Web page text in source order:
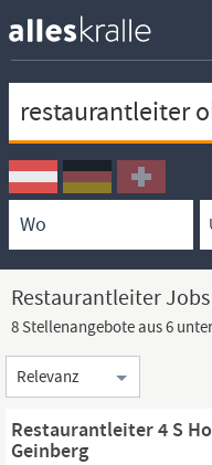
Ortssuche
Umkreissuche
Arbeitsform
Restaurantleiter
8 Stellenangebote aus 6
Sortierung
Restaurantleiter 4 S
Geinberg